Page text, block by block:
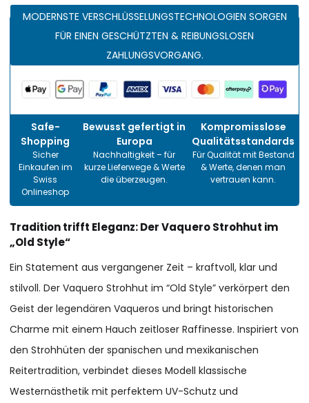
MODERNSTE VERSCHLÜSSELUNGSTECHNOLOGIEN SORGEN
FÜR EINEN GESCHÜTZTEN & REIBUNGSLOSEN
ZAHLUNGSVORGANG.
Safe-
Shopping
Sicher
Einkaufen im
Swiss
Onlineshop
Bewusst gefertigt in
Europa
Nachhaltigkeit – für
kurze Lieferwege & Werte
die überzeugen.
Kompromisslose
Qualitätsstandards
Für Qualität mit Bestand
& Werte, denen man
vertrauen kann.
Tradition trifft Eleganz: Der Vaquero Strohhut im
„Old Style“
Ein Statement aus vergangener Zeit – kraftvoll, klar und
stilvoll. Der Vaquero Strohhut im “Old Style” verkörpert den
Geist der legendären Vaqueros und bringt historischen
Charme mit einem Hauch zeitloser Raffinesse. Inspiriert von
den Strohhüten der spanischen und mexikanischen
Reitertradition, verbindet dieses Modell klassische
Westernästhetik mit perfektem UV-Schutz und